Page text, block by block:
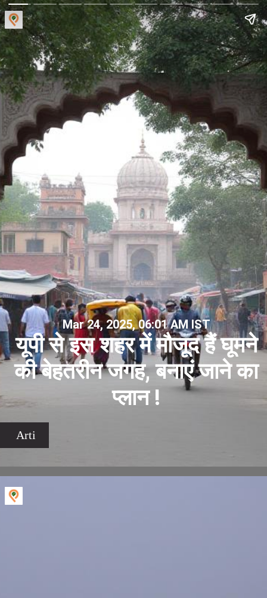
Mar 24, 2025, 06:01 AM IST
यूपी से इस शहर में मौजूद हैं घूमने
की बेहतरीन जगह, बनाएं जाने का
प्लान !
Arti